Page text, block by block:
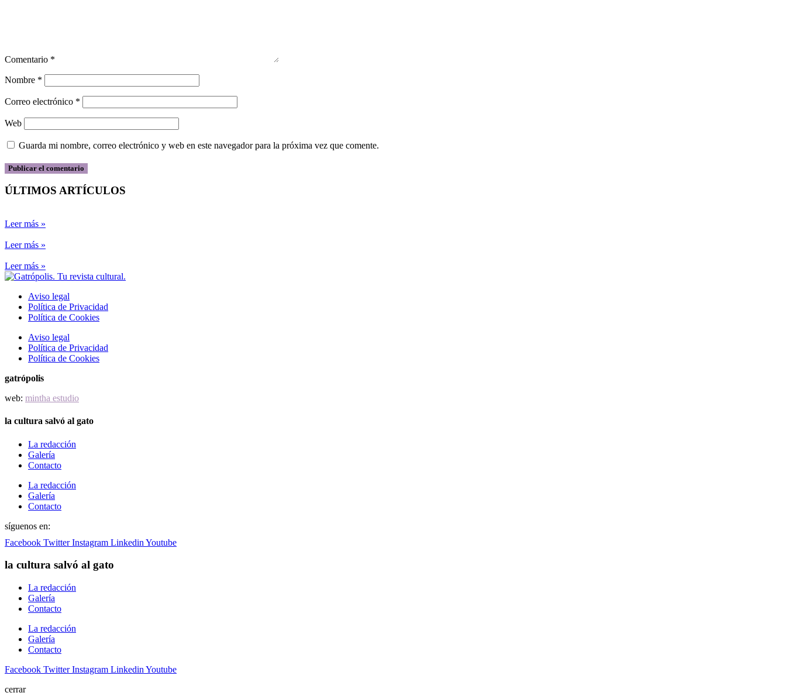
Comentario *
Nombre *
Correo electrónico *
Web
Guarda mi nombre, correo electrónico y web en este navegador para la próxima vez que comente.
ÚLTIMOS ARTÍCULOS
Leer más »
Leer más »
Leer más »
Aviso legal
Política de Privacidad
Política de Cookies
Aviso legal
Política de Privacidad
Política de Cookies
gatrópolis
web: mintha estudio
la cultura salvó al gato
La redacción
Galería
Contacto
La redacción
Galería
Contacto
síguenos en:
Facebook Twitter Instagram Linkedin Youtube
la cultura salvó al gato
La redacción
Galería
Contacto
La redacción
Galería
Contacto
Facebook Twitter Instagram Linkedin Youtube
cerrar